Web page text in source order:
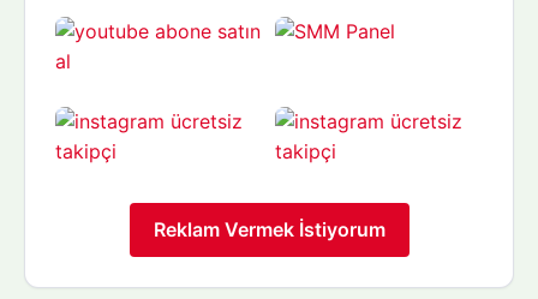
Reklam Vermek İstiyorum